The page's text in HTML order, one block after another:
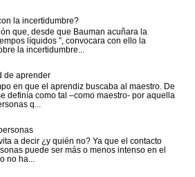
la incertidumbre?
que, desde que Bauman acuñara la
líquidos ”, convocara con ello la
la incertidumbre...
de aprender
en que el aprendiz buscaba al maestro. De
definía como tal –como maestro- por aquella
q...
a decir ¿y quién no? Ya que el contacto
puede ser más o menos intenso en el
no ha...